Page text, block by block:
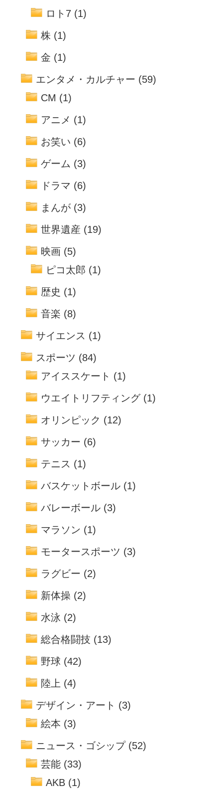
ロト7 (1)
株 (1)
金 (1)
エンタメ・カルチャー (59)
CM (1)
アニメ (1)
お笑い (6)
ゲーム (3)
ドラマ (6)
まんが (3)
世界遺産 (19)
映画 (5)
ピコ太郎 (1)
歴史 (1)
音楽 (8)
サイエンス (1)
スポーツ (84)
アイススケート (1)
ウエイトリフティング(1)
オリンピック (12)
サッカー (6)
テニス (1)
バスケットボール (1)
バレーボール (3)
マラソン (1)
モータースポーツ (3)
ラグビー (2)
新体操 (2)
水泳 (2)
総合格闘技 (13)
野球 (42)
陸上 (4)
デザイン・アート (3)
絵本 (3)
ニュース・ゴシップ(52)
芸能 (33)
AKB (1)